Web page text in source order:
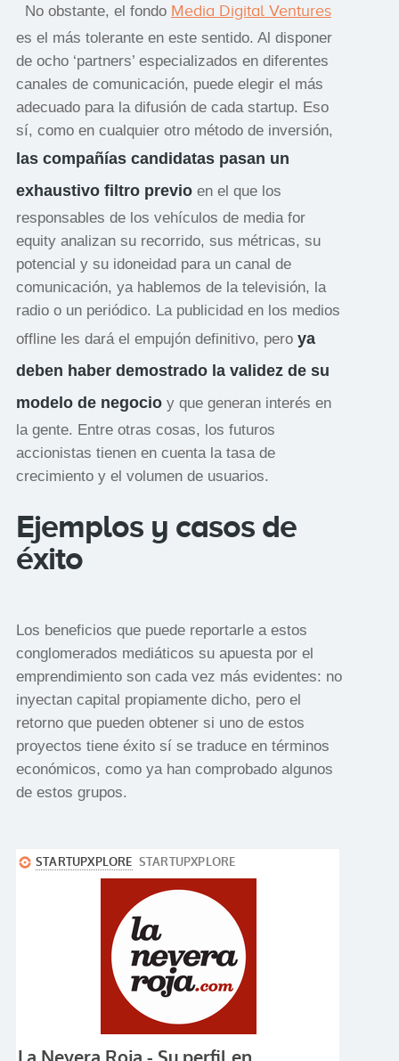
No obstante, el fondo Media Digital Ventures
es el más tolerante en este sentido. Al disponer
de ocho ‘partners’ especializados en diferentes
canales de comunicación, puede elegir el más
adecuado para la difusión de cada startup. Eso
sí, como en cualquier otro método de inversión,
las compañías candidatas pasan un
exhaustivo filtro previoen el que los
responsables de los vehículos de media for
equity analizan su recorrido, sus métricas, su
potencial y su idoneidad para un canal de
comunicación, ya hablemos de la televisión, la
radio o un periódico. La publicidad en los medios
offline les dará el empujón definitivo, pero ya
deben haber demostrado la validez de su
modelo de negocioy que generan interés en
la gente. Entre otras cosas, los futuros
accionistas tienen en cuenta la tasa de
crecimiento y el volumen de usuarios.
Ejemplos y casos de
éxito
Los beneficios que puede reportarle a estos
conglomerados mediáticos su apuesta por el
emprendimiento son cada vez más evidentes: no
inyectan capital propiamente dicho, pero el
retorno que pueden obtener si uno de estos
proyectos tiene éxito sí se traduce en términos
económicos, como ya han comprobado algunos
de estos grupos.